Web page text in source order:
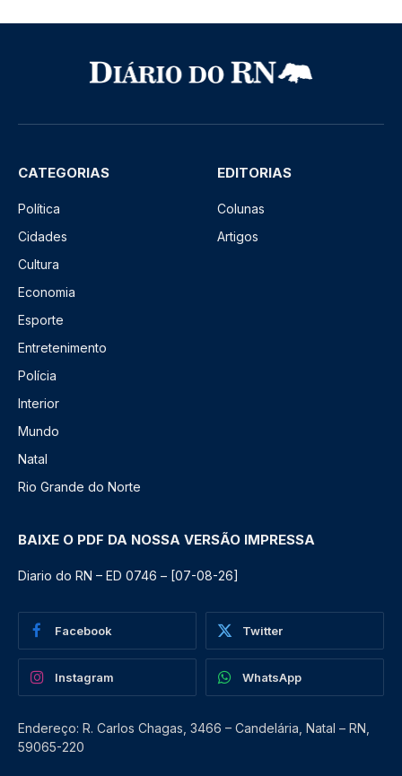
CATEGORIAS
Política
Cidades
Cultura
Economia
Esporte
Entretenimento
Polícia
Interior
Mundo
Natal
Rio Grande do Norte
EDITORIAS
Colunas
Artigos
BAIXE O PDF DA NOSSA VERSÃO IMPRESSA
Diario do RN – ED 0746 – [07-08-26]
Facebook Twitter
Instagram WhatsApp
Endereço: R. Carlos Chagas, 3466 – Candelária, Natal – RN,
59065-220